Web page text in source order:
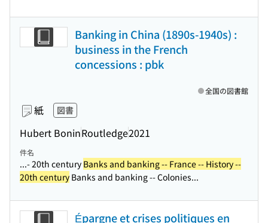
Banking in China (1890s-1940s) :
business in the French
concessions : pbk
紙 図書
Hubert BoninRoutledge2021
全国の図書館
件名
...- 20th century Banks and banking -- France -- History --
20th century Banks and banking -- Colonies...
Épargne et crises politiques en